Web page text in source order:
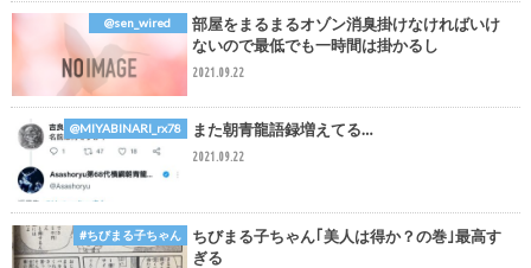
@sen_wired
部屋をまるまるオゾン消臭掛けなければいけ
ないので最低でも一時間は掛かるし
2021.09.22
@MIYABINARI_rx78 また朝青龍語録増えてる…
2021.09.22
#ちびまる子ちゃん
ちびまる子ちゃん｢美人は得か？の巻｣最高す
ぎる